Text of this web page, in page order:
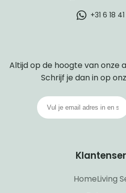
+31 6 18
Altijd op de hoogte van onze
Schrijf je dan in op
HomeLiving